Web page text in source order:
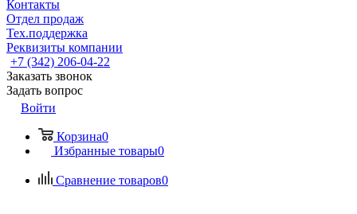
Контакты
Отдел продаж
Тех.поддержка
Реквизиты компании
+7 (342) 206-04-22
Заказать звонок
Задать вопрос
Войти
Корзина0
Избранные товары0
Сравнение товаров0